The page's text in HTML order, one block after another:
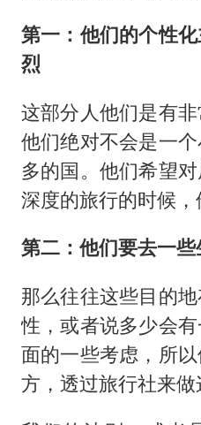
第一：他们的个性
烈
这部分人他们是有
他们绝对不会是一
多的国。他们希望
深度的旅行的时候，
第二：他们要去一
那么往往这些目的
性，或者说多少会
面的一些考虑，所
方，透过旅行社来做